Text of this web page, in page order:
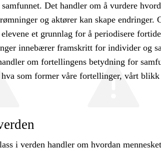
Det handler om å vurdere
og aktører kan skape endringer.
et grunnlag for å periodisere
innebærer framskritt for individer og
om fortellingens betydning for
som former våre fortellinger, vårt blikk
i verden handler om hvordan